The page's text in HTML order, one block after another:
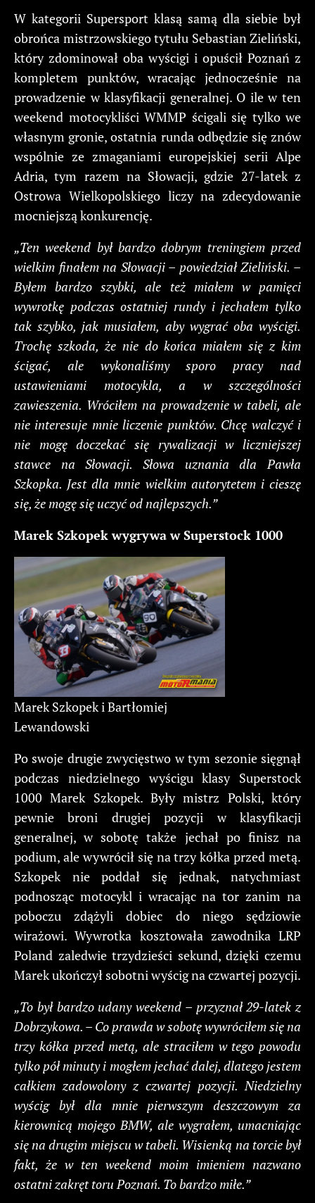
W kategorii Supersport klasą samą dla siebie był
obrońca mistrzowskiego tytułu Sebastian Zieliński,
który zdominował oba wyścigi i opuścił Poznań z
kompletem punktów, wracając jednocześnie na
prowadzenie w klasyfikacji generalnej. O ile w ten
weekend motocykliści WMMP ścigali się tylko we
własnym gronie, ostatnia runda odbędzie się znów
wspólnie ze zmaganiami europejskiej serii Alpe
Adria, tym razem na Słowacji, gdzie 27-latek z
Ostrowa Wielkopolskiego liczy na zdecydowanie
mocniejszą konkurencję.
„Ten weekend był bardzo dobrym treningiem przed
wielkim finałem na Słowacji – powiedział Zieliński. –
Byłem bardzo szybki, ale też miałem w pamięci
wywrotkę podczas ostatniej rundy i jechałem tylko
tak szybko, jak musiałem, aby wygrać oba wyścigi.
Trochę szkoda, że nie do końca miałem się z kim
ścigać, ale wykonaliśmy sporo pracy nad
ustawieniami motocykla, a w szczególności
zawieszenia. Wróciłem na prowadzenie w tabeli, ale
nie interesuje mnie liczenie punktów. Chcę walczyć i
nie mogę doczekać się rywalizacji w liczniejszej
stawce na Słowacji. Słowa uznania dla Pawła
Szkopka. Jest dla mnie wielkim autorytetem i cieszę
się, że mogę się uczyć od najlepszych.”
Marek Szkopek wygrywa w Superstock 1000
Marek Szkopek i Bartłomiej
Lewandowski
Po swoje drugie zwycięstwo w tym sezonie sięgnął
podczas niedzielnego wyścigu klasy Superstock
1000 Marek Szkopek. Były mistrz Polski, który
pewnie broni drugiej pozycji w klasyfikacji
generalnej, w sobotę także jechał po finisz na
podium, ale wywrócił się na trzy kółka przed metą.
Szkopek nie poddał się jednak, natychmiast
podnosząc motocykl i wracając na tor zanim na
poboczu zdążyli dobiec do niego sędziowie
wirażowi. Wywrotka kosztowała zawodnika LRP
Poland zaledwie trzydzieści sekund, dzięki czemu
Marek ukończył sobotni wyścig na czwartej pozycji.
„To był bardzo udany weekend – przyznał 29-latek z
Dobrzykowa. – Co prawda w sobotę wywróciłem się na
trzy kółka przed metą, ale straciłem w tego powodu
tylko pół minuty i mogłem jechać dalej, dlatego jestem
całkiem zadowolony z czwartej pozycji. Niedzielny
wyścig był dla mnie pierwszym deszczowym za
kierownicą mojego BMW, ale wygrałem, umacniając
się na drugim miejscu w tabeli. Wisienką na torcie był
fakt, że w ten weekend moim imieniem nazwano
ostatni zakręt toru Poznań. To bardzo miłe.”